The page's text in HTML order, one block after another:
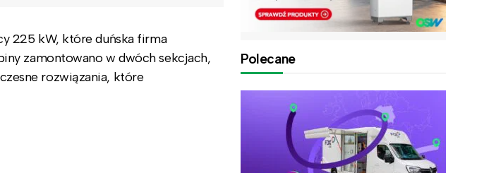
225 kW, które duńska firma
zamontowano w dwóch sekcjach,
rozwiązania, które
Polecane